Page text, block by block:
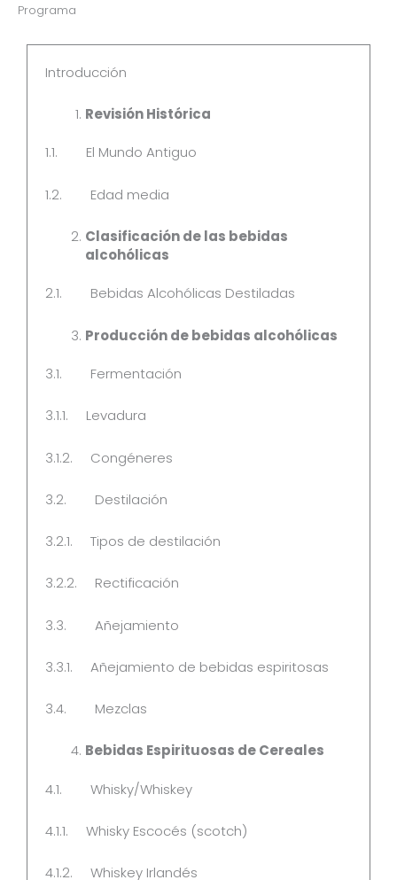
Programa
Introducción
Revisión Histórica
1.1. El Mundo Antiguo
1.2. Edad media
Clasificación de las bebidas
alcohólicas
2.1. Bebidas Alcohólicas Destiladas
Producción de bebidas alcohólicas
3.1. Fermentación
3.1.1. Levadura
3.1.2. Congéneres
3.2. Destilación
3.2.1. Tipos de destilación
3.2.2. Rectificación
3.3. Añejamiento
3.3.1. Añejamiento de bebidas espiritosas
3.4. Mezclas
Bebidas Espirituosas de Cereales
4.1. Whisky/Whiskey
4.1.1. Whisky Escocés (scotch)
4.1.2. Whiskey Irlandés